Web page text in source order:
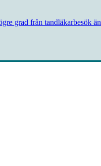
grad från tand­läkarbesök